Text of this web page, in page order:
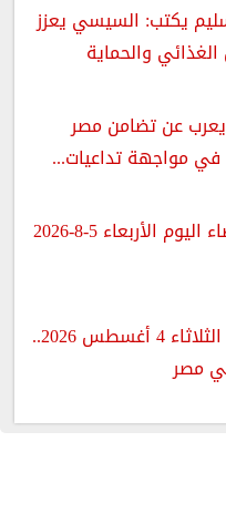
يكتب: السيسي يعزز
والحماية
عن تضامن مصر
في مواجهة تداعيات...
أسعار الفراخ البيضاء اليوم الأربعاء 5-8-2026
سعر الذهب اليوم الثلاثاء 4 أغسطس 2026..
مصر